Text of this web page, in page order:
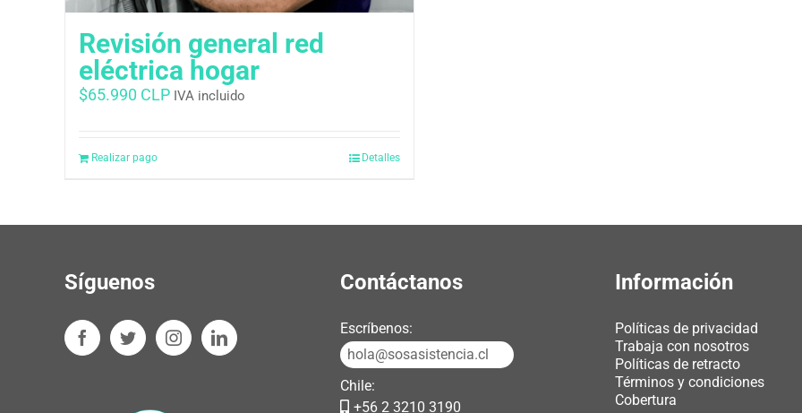
Revisión general red
eléctrica hogar
$65.990 CLP IVA incluido
Realizar pago Detalles
Síguenos Contáctanos
Escríbenos:
hola@sosasistencia.cl
Chile:
+56 2 3210 3190
Información
Políticas de privacidad
Trabaja con nosotros
Políticas de retracto
Términos y condiciones
Cobertura